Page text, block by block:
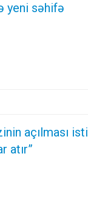
yeni səhifə
açılması
atır”